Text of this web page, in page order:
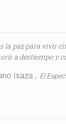
la paz para vivir
a destiempo y
Isaza , El